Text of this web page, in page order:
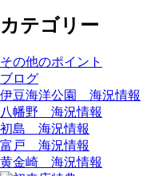
カテゴリー
その他のポイント
ブログ
伊豆海洋公園 海況情報
八幡野 海況情報
初島 海況情報
富戸 海況情報
黄金崎 海況情報